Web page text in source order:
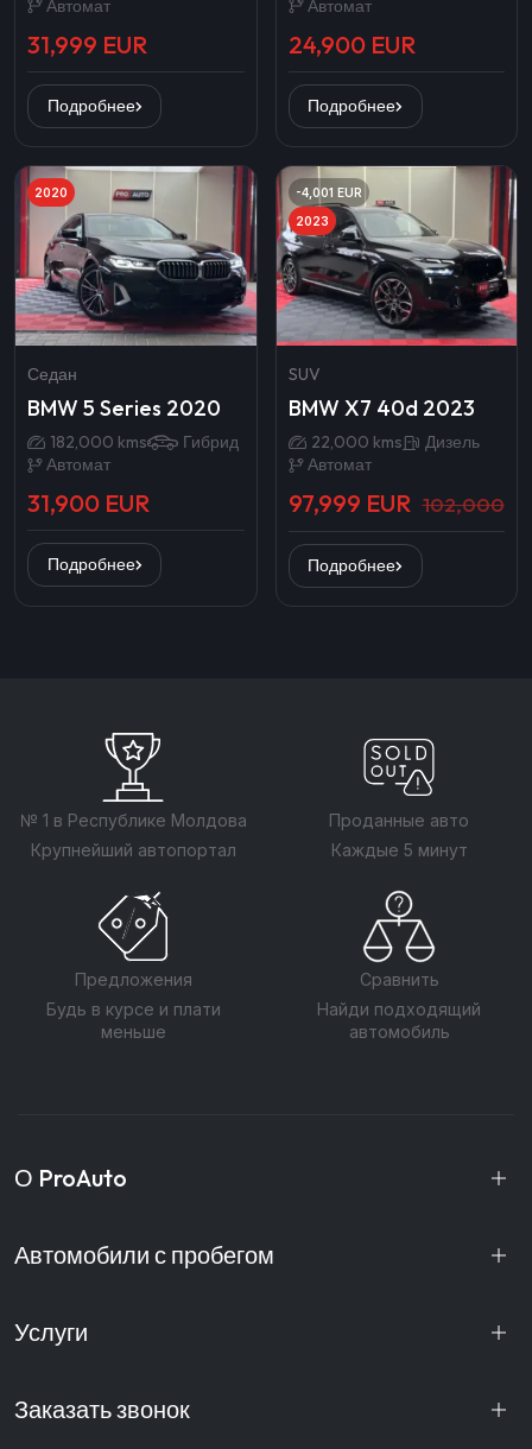
Автомат
31,999 EUR
Подробнее
Автомат
24,900 EUR
Подробнее
2020
Седан
BMW 5 Series 2020
182,000 kms
Гибрид
Автомат
31,900 EUR
Подробнее
-4,001 EUR
2023
SUV
BMW X7 40d 2023
22,000 kms
Дизель
Автомат
97,999 EUR 102,000
Подробнее
№ 1 в Республике Молдова
Крупнейший автопортал
Проданные авто
Каждые 5 минут
Предложения
Будь в курсе и плати
меньше
Сравнить
Найди подходящий
автомобиль
О ProAuto
Автомобили с пробегом
Услуги
Заказать звонок